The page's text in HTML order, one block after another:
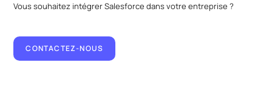
Vous souhaitez intégrer Salesforce dans votre entreprise ?
CONTACTEZ-NOUS